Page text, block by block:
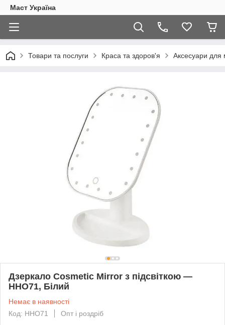
Маст Україна
Товари та послуги Краса та здоров'я Аксесуари для
Дзеркало Cosmetic Mirror з підсвіткою —
HHO71, Білий
Немає в наявності
Код: HHO71
Опт і роздріб